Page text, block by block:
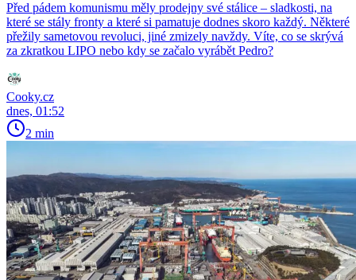
Před pádem komunismu měly prodejny své stálice – sladkosti, na
které se stály fronty a které si pamatuje dodnes skoro každý. Některé
přežily sametovou revoluci, jiné zmizely navždy. Víte, co se skrývá
za zkratkou LIPO nebo kdy se začalo vyrábět Pedro?
Cooky.cz
dnes, 01:52
2 min